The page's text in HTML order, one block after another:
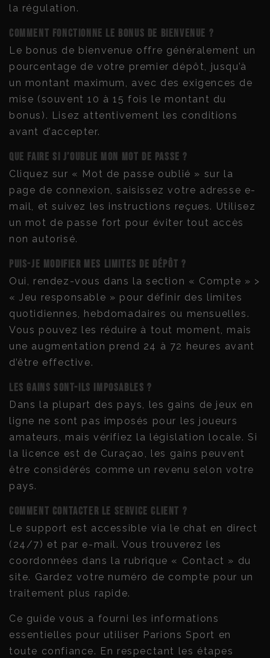
la régulation.
Comment fonctionne le bonus de bienvenue ?
Le bonus de bienvenue offre généralement un
pourcentage de votre premier dépôt, jusqu’à
un montant maximum, avec des exigences de
mise (souvent 10 à 15 fois le montant du
bonus). Lisez attentivement les conditions
avant d’accepter.
Que faire si j’oublie mon mot de passe ?
Cliquez sur « Mot de passe oublié » sur la
page de connexion, saisissez votre adresse e-
mail, et suivez les instructions reçues. Utilisez
un mot de passe fort pour éviter tout accès
non autorisé.
Puis-je modifier mes limites de dépôt ?
Oui, rendez-vous dans la section « Compte » >
« Jeu responsable » pour définir des limites
quotidiennes, hebdomadaires ou mensuelles.
Vous pouvez les réduire à tout moment, mais
une augmentation prend 24 à 72 heures avant
d’être effective.
Les gains sont-ils imposables ?
Dans la plupart des pays, les gains de jeux en
ligne ne sont pas imposés pour les joueurs
amateurs, mais vérifiez la législation locale. Si
la licence est de Curaçao, les gains peuvent
être considérés comme un revenu selon votre
pays.
Comment contacter le service client ?
Le support est accessible via le chat en direct
(24/7) et par e-mail. Vous trouverez les
coordonnées dans la rubrique « Contact » du
site. Gardez votre numéro de compte pour un
traitement plus rapide.
Ce guide vous a fourni les informations
essentielles pour utiliser Parions Sport en
toute confiance. En respectant les étapes